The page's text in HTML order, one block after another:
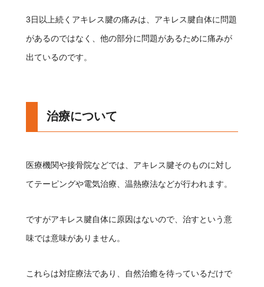
3日以上続くアキレス腱の痛みは、アキレス腱自体に問題
があるのではなく、他の部分に問題があるために痛みが
出ているのです。
治療について
医療機関や接骨院などでは、アキレス腱そのものに対し
てテーピングや電気治療、温熱療法などが行われます。
ですがアキレス腱自体に原因はないので、治すという意
味では意味がありません。
これらは対症療法であり、自然治癒を待っているだけで